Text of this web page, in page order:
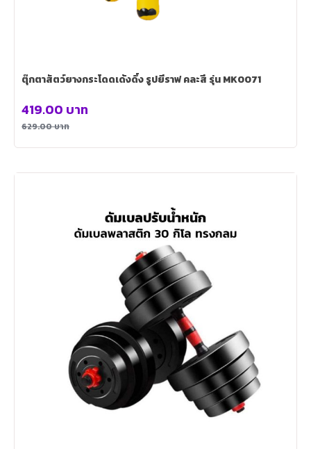
ตุ๊กตาสัตว์ยางกระโดดเด้งดึ๋ง รูปยีราฟ คละสี รุ่น MK0071
629.00บาท
419.00 บาท